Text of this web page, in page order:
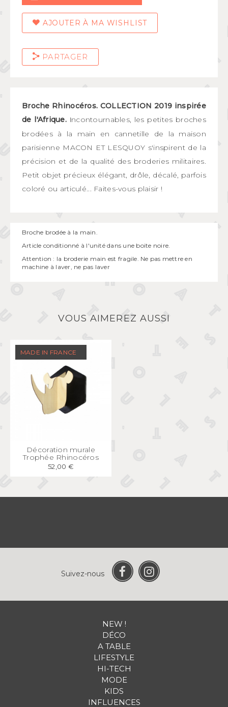
AJOUTER À MA WISHLIST
PARTAGER
Broche Rhinocéros. COLLECTION 2019 inspirée
de l'Afrique. Incontournables, les petites broches
brodées à la main en cannetille de la maison
parisienne MACON ET LESQUOY s'inspirent de la
précision et de la qualité des broderies militaires.
Petit objet précieux élégant, drôle, décalé, parfois
coloré ou articulé... Faites-vous plaisir !
Broche brodée à la main.
Article conditionné à l'unité dans une boite noire.
Attention : la broderie main est fragile. Ne pas mettre en
machine à laver, ne pas laver
VOUS AIMEREZ AUSSI
APERÇU RAPIDE
Décoration murale
Trophée Rhinocéros
MADE IN FRANCE
52,00 €
Suivez-nous
NEW !
DÉCO
A TABLE
LIFESTYLE
HI-TECH
MODE
KIDS
INFLUENCES